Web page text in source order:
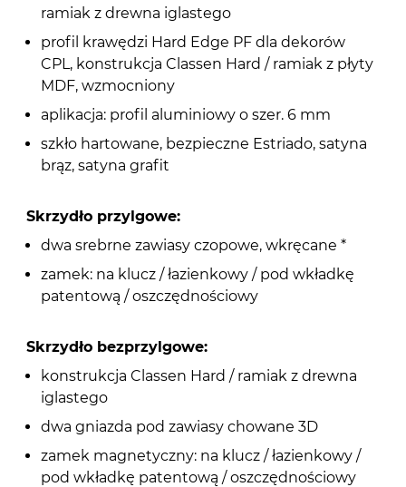
ramiak z drewna iglastego
profil krawędzi Hard Edge PF dla dekorów
CPL, konstrukcja Classen Hard / ramiak z płyty
MDF, wzmocniony
aplikacja: profil aluminiowy o szer. 6 mm
szkło hartowane, bezpieczne Estriado, satyna
brąz, satyna grafit
Skrzydło przylgowe:
dwa srebrne zawiasy czopowe, wkręcane *
zamek: na klucz / łazienkowy / pod wkładkę
patentową / oszczędnościowy
Skrzydło bezprzylgowe:
konstrukcja Classen Hard / ramiak z drewna
iglastego
dwa gniazda pod zawiasy chowane 3D
zamek magnetyczny: na klucz / łazienkowy /
pod wkładkę patentową / oszczędnościowy